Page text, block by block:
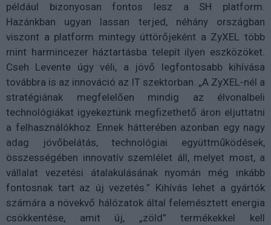
például bizonyosan fontos lesz a SH platform.
Hazánkban ugyan lassan terjed, néhány országban
viszont a platform mintegy úttörőjeként a ZyXEL több
mint harmincezer háztartásba telepít ilyen eszközöket.
Cseh Levente úgy véli, a jövő legfontosabb kihívása
továbbra is az innováció az IT szektorban. „A ZyXEL-nél a
stratégiának megfelelően mindig az élvonalbeli
technológiákat igyekeztünk megfizethető áron eljuttatni
a felhasználókhoz. Ennek hátterében azonban egy nagy
adag jövőbelátás, technológiai együttműködések,
összességében innovatív szemlélet áll, melyet most, a
vállalat vezetési átalakulásának nyomán még inkább
fontosnak tart az új vezetés.” Kihívás lehet a gyártók
számára a növekvő hálózatok által felemésztett energia
csökkentése, amit új, „zöld” termékekkel kell